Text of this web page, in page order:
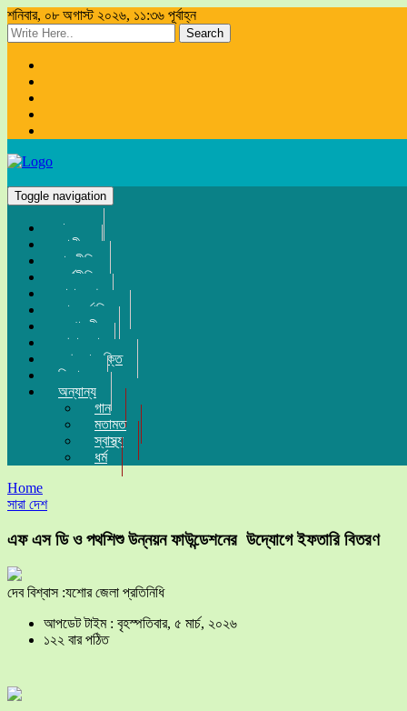
শনিবার, ০৮ অগাস্ট ২০২৬, ১১:৩৬ পূর্বাহ্ন
Search
Toggle navigation
প্রচ্ছদ
জাতীয়
রাজনীতি
অর্থনীতি
সারা দেশ
আন্তর্জাতিক
সম্পাদকীয়
খেলা-ধুলা
তথ্য-প্রযুক্তি
বিনোদন
অন্যান্য
গান
মতামত
স্বাস্থ্য
ধর্ম
Home
সারা দেশ
এফ এস ডি ও পথশিশু উন্নয়ন ফাউন্ডেশনের উদ্যোগে ইফতারি বিতরণ
দেব বিশ্বাস :যশোর জেলা প্রতিনিধি
আপডেট টাইম : বৃহস্পতিবার, ৫ মার্চ, ২০২৬
১২২ বার পঠিত